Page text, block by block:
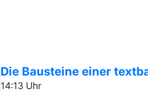
Die Bausteine einer
14:13 Uhr